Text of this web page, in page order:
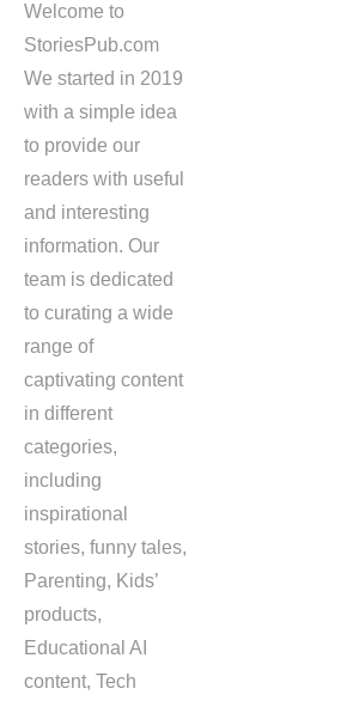
Welcome to
StoriesPub.com
We started in 2019
with a simple idea
to provide our
readers with useful
and interesting
information. Our
team is dedicated
to curating a wide
range of
captivating content
in different
categories,
including
inspirational
stories, funny tales,
Parenting, Kids’
products,
Educational AI
content, Tech